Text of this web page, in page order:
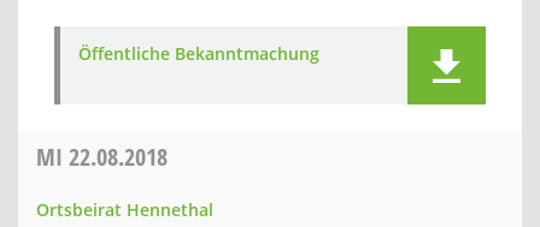
Öffentliche Bekanntmachung
MI 22.08.2018
Ortsbeirat Hennethal